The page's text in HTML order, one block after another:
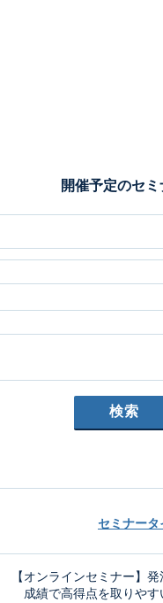
開催予定のセ
セミナータ
【オンラインセミナー】
成績で高得点を取りや